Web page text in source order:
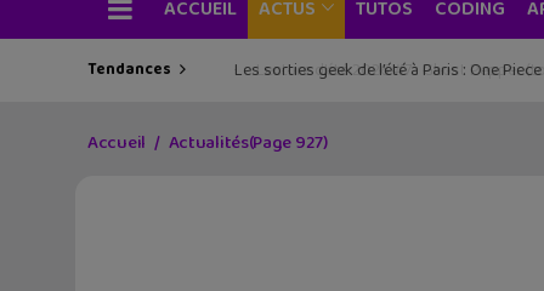
ACCUEIL ACTUS TUTOS CODING
Tendances Les sorties geek de l’été à Paris : One
Accueil Actualités(Page 927)